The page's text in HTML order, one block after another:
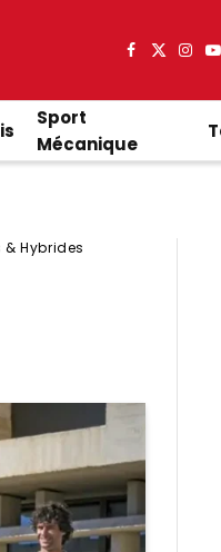
Facebook
X
Sport
Mécanique
Hybrides